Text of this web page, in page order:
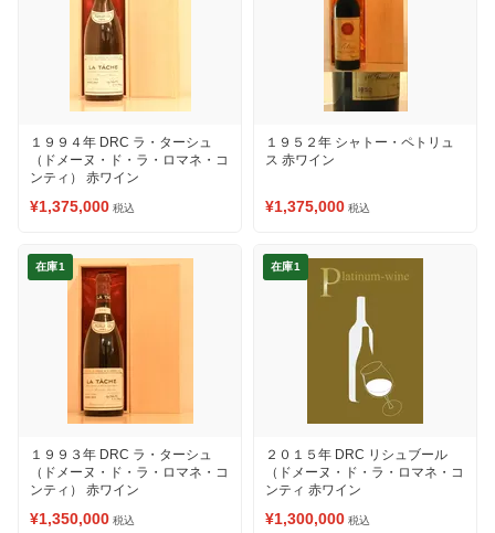
１９９４年 DRC ラ・ターシュ
（ドメーヌ・ド・ラ・ロマネ・コ
ンティ） 赤ワイン
¥1,375,000 税込
１９５２年 シャトー・ペトリュ
ス 赤ワイン
¥1,375,000 税込
在庫1
１９９３年 DRC ラ・ターシュ
（ドメーヌ・ド・ラ・ロマネ・コ
ンティ） 赤ワイン
¥1,350,000 税込
在庫1
２０１５年 DRC リシュブール
（ドメーヌ・ド・ラ・ロマネ・コ
ンティ 赤ワイン
¥1,300,000 税込